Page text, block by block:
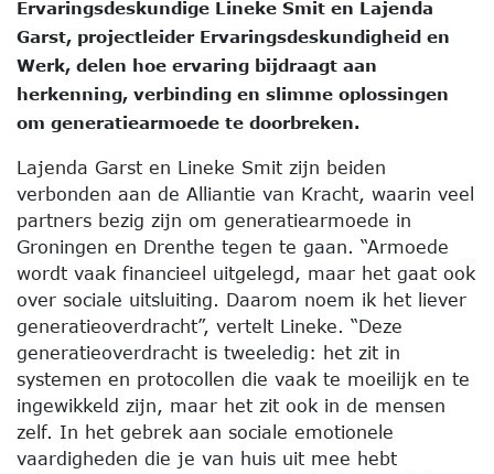
Ervaringsdeskundige Lineke Smit en Lajenda
Garst, projectleider Ervaringsdeskundigheid en
Werk, delen hoe ervaring bijdraagt aan
herkenning, verbinding en slimme oplossingen
om generatiearmoede te doorbreken.
Lajenda Garst en Lineke Smit zijn beiden
verbonden aan de Alliantie van Kracht, waarin veel
partners bezig zijn om generatiearmoede in
Groningen en Drenthe tegen te gaan. “Armoede
wordt vaak financieel uitgelegd, maar het gaat ook
over sociale uitsluiting. Daarom noem ik het liever
generatieoverdracht”, vertelt Lineke. “Deze
generatieoverdracht is tweeledig: het zit in
systemen en protocollen die vaak te moeilijk en te
ingewikkeld zijn, maar het zit ook in de mensen
zelf. In het gebrek aan sociale emotionele
vaardigheden die je van huis uit mee hebt